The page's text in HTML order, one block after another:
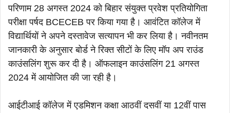
परिणाम 28 अगस्त 2024 को बिहार संयुक्त प्रवेश प्रतियोगिता
परीक्षा पर्षद BCECEB पर किया गया है। आवंटित कॉलेज में
विद्यार्थियों ने अपने दस्तावेज सत्यापन भी कर लिया है। नवीनतम
जानकारी के अनुसार बोर्ड ने रिक्त सीटों के लिए मॉप अप राउंड
काउंसलिंग शुरू कर दी है। ऑफलाइन काउंसलिंग 21 अगस्त
2024 में आयोजित की जा रही है।
आईटीआई कॉलेज में एडमिशन कक्षा आठवीं दसवीं या 12वीं पास